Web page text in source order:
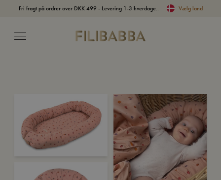
Fri fragt på ordrer over DKK 499 - Levering 1-3 hverdage.. Vælg land